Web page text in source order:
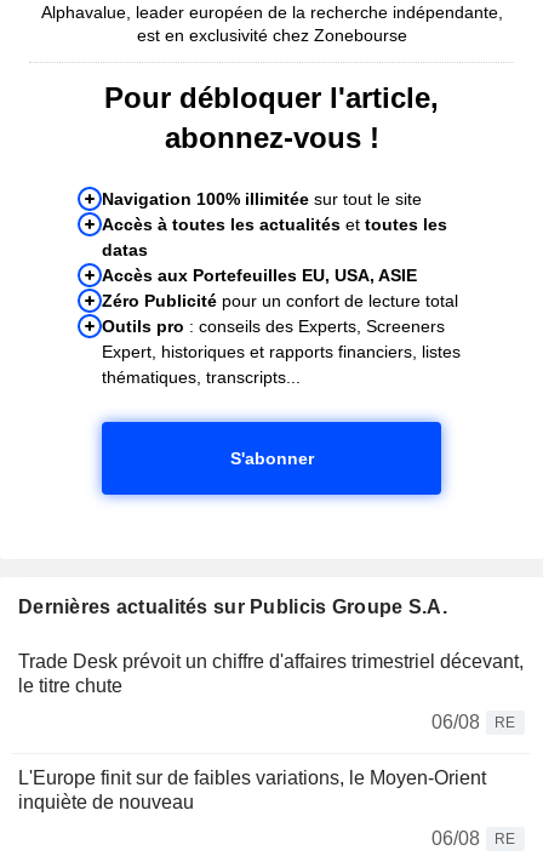
Alphavalue, leader européen de la recherche indépendante,
est en exclusivité chez Zonebourse
Pour débloquer l'article,
abonnez-vous !
Navigation 100% illimitée sur tout le site
Accès à toutes les actualités et toutes les
datas
Accès aux Portefeuilles EU, USA, ASIE
Zéro Publicité pour un confort de lecture total
Outils pro : conseils des Experts, Screeners
Expert, historiques et rapports financiers, listes
thématiques, transcripts...
S'abonner
Dernières actualités sur Publicis Groupe S.A.
Trade Desk prévoit un chiffre d'affaires trimestriel décevant,
le titre chute
06/08
RE
L'Europe finit sur de faibles variations, le Moyen-Orient
inquiète de nouveau
06/08
RE